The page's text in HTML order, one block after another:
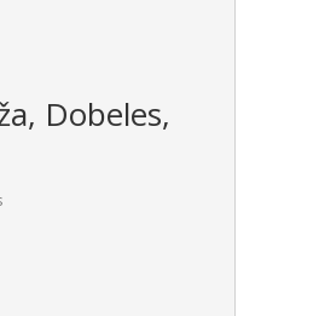
Dobeles,